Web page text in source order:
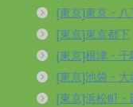
[東京]東京・
[東京]東京都下
[東京]根津・
[東京]池袋・
[東京]浜松町